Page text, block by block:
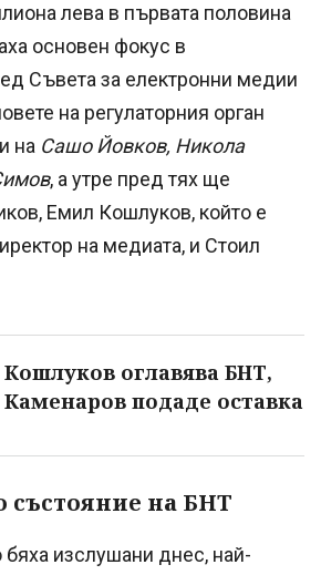
лева в първата половина
основен фокус в
Съвета за електронни медии
на регулаторния орган
на Сашо Йовков, Никола
, а утре пред тях ще
Емил Кошлуков, който е
на медиата, и Стоил
Кошлуков оглавява БНТ,
Каменаров подаде оставка
състояние на БНТ
бяха изслушани днес, най-